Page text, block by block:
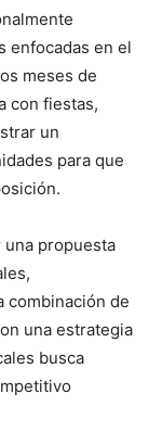
enfocadas en el
meses de
con fiestas,
un
para que
una propuesta
combinación de
una estrategia
busca